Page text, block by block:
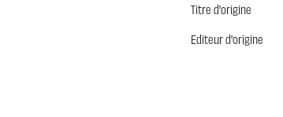
Titre d'origine
Editeur d'origine